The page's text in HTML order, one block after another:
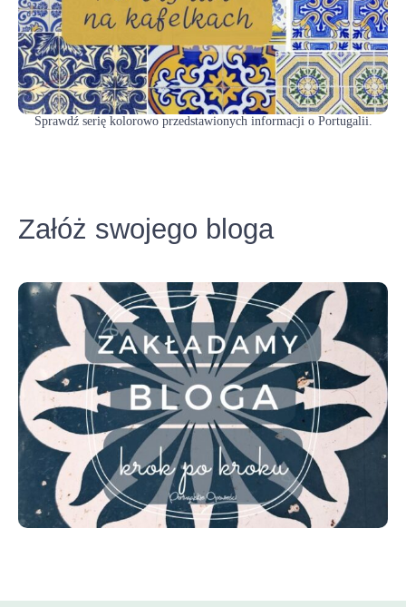
Sprawdź serię kolorowo przedstawionych informacji o Portugalii.
Załóż swojego bloga